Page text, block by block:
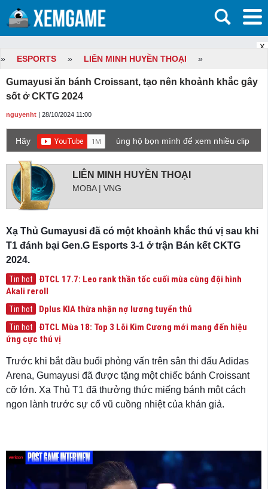
X
» ESPORTS » LIÊN MINH HUYỀN THOẠI »
Gumayusi ăn bánh Croissant, tạo nên khoảnh khắc gây
sốt ở CKTG 2024
nguyenht | 28/10/2024 11:00
Hãy
ủng hộ bọn mình để xem nhiều clip
LIÊN MINH HUYỀN THOẠI
MOBA | VNG
Xạ Thủ Gumayusi đã có một khoảnh khắc thú vị sau khi
T1 đánh bại Gen.G Esports 3-1 ở trận Bán kết CKTG
2024.
Tin hot
ĐTCL 17.7: Leo rank thần tốc cuối mùa cùng đội hình
Akali reroll
Tin hot Dplus KIA thừa nhận nợ lương tuyển thủ
Tin hot
ĐTCL Mùa 18: Top 3 Lõi Kim Cương mới mang đến hiệu
ứng cực thú vị
Trước khi bắt đầu buổi phỏng vấn trên sân thi đấu Adidas
Arena, Gumayusi đã được tặng một chiếc bánh Croissant
cỡ lớn. Xạ Thủ T1 đã thưởng thức miếng bánh một cách
ngon lành trước sự cổ vũ cuồng nhiệt của khán giả.